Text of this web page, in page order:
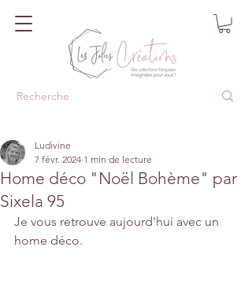
Home déco "Noël Bohème" par
Sixela 95
Ludivine
7 févr. 2024 1 min de lecture
Je vous retrouve aujourd'hui avec un
home déco.